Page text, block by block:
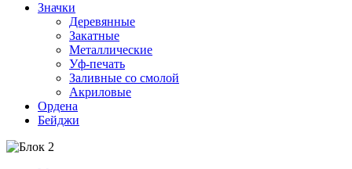
Значки
Деревянные
Закатные
Металлические
Уф-печать
Заливные со смолой
Акриловые
Ордена
Бейджи